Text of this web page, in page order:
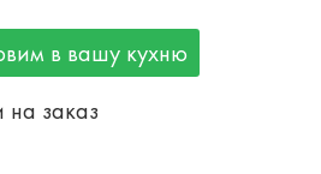
в вашу кухню
на заказ